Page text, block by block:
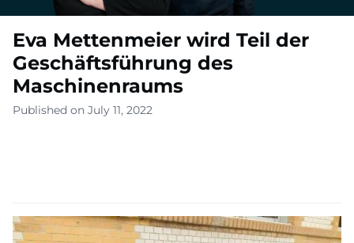
Eva Mettenmeier wird Teil der
Geschäftsführung des
Maschinenraums
Published on July 11, 2022